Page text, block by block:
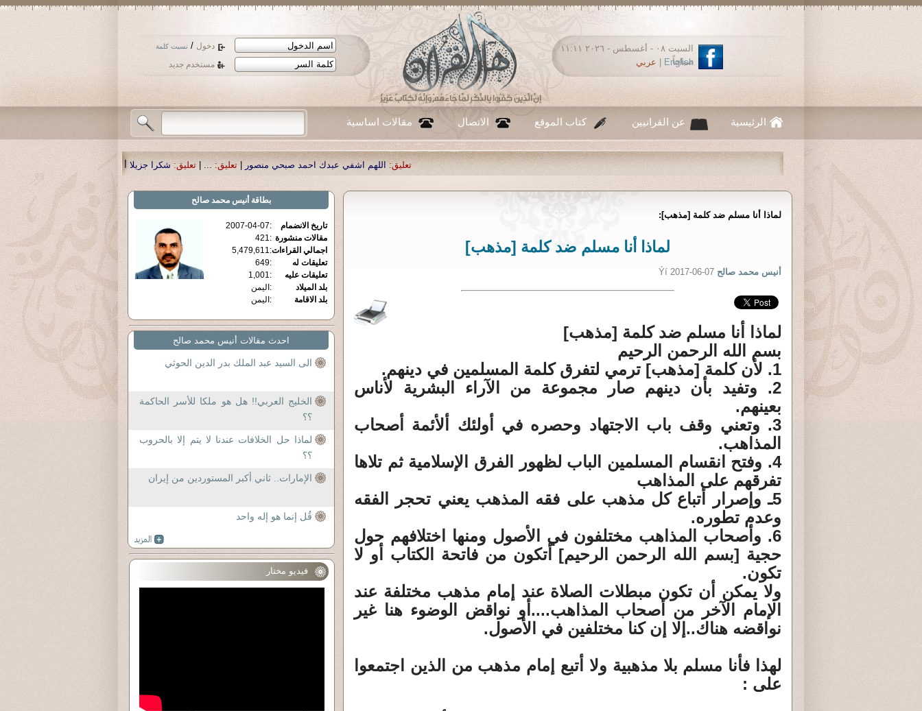
دخول / نسيت كلمة
مستخدم جديد
السبت ٠٨ - أغسطس - ٢٠٢٦ ١١:١١
صباحاً
English عربي
الرئيسية عن القرانيين كتاب الموقع الاتصال مقالات اساسية
اللهم اشفي عبدك احمد صبحي منصور|تعليق: ...
|تعليق: شكرا جزيلا أستاذ حمد الحمد .أكرمكم الله .
لماذا أنا مسلم ضد كلمة [مذهب]:
لماذا أنا مسلم ضد كلمة [مذهب]
أنيس محمد صالح Ýí 2017-06-07
لماذا أنا مسلم ضد كلمة [مذهب]
بسم الله الرحمن الرحيم
1. لأن كلمة [مذهب] ترمي لتفرق كلمة المسلمين في دينهم.
2. وتفيد بأن دينهم صار مجموعة من الآراء البشرية لأناس
بعينهم.
3. وتعني وقف باب الاجتهاد وحصره في أولئك ألأئمة أصحاب
المذاهب.
4. وفتح انقسام المسلمين الباب لظهور الفرق الإسلامية ثم تلاها
تفرقهم على المذاهب
5ـ وإصرار أتباع كل مذهب على فقه المذهب يعني تحجر الفقه
وعدم تطوره.
6. وأصحاب المذاهب مختلفون في الأصول ومنها اختلافهم حول
حجية [بسم الله الرحمن الرحيم] أتكون من فاتحة الكتاب أو لا
تكون.
ولا يمكن أن تكون مبطلات الصلاة عند إمام مذهب مختلفة عند
الإمام الآخر من أصحاب المذاهب....أو نواقض الوضوء هنا غير
نواقضه هناك..إلا إن كنا مختلفين في الأصول.
لهذا فأنا مسلم بلا مذهبية ولا أتبع إمام مذهب من الذين اجتمعوا
على :
بطاقة أنيس محمد صالح
تاريخ الانضمام :
2007-04-07
مقالات منشورة :
421
اجمالي القراءات:
5,479,611
تعليقات له
:
649
تعليقات عليه
:
1,001
بلد الميلاد
: اليمن
بلد الاقامة
: اليمن
احدث مقالات أنيس محمد صالح
الى السيد عبد الملك بدر الدين الحوثي
الخليج العربي!! هل هو ملكا للأسر الحاكمة
؟؟
لماذا حل الخلافات عندنا لا يتم إلا بالحروب
؟؟
الإمارات.. ثاني أكبر المستوردين من إيران
قُل إنما هو إله واحد
فيديو مختار